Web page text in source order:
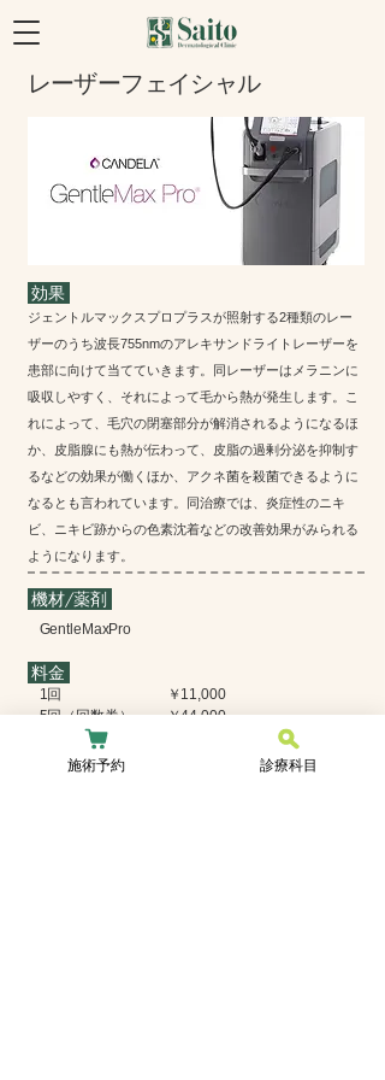
レーザーフェイシャル
効果
ジェントルマックスプロプラスが照射する2種類のレー
ザーのうち波長755nmのアレキサンドライトレーザーを
患部に向けて当てていきます。同レーザーはメラニンに
吸収しやすく、それによって毛から熱が発生します。こ
れによって、毛穴の閉塞部分が解消されるようになるほ
か、皮脂腺にも熱が伝わって、皮脂の過剰分泌を抑制す
るなどの効果が働くほか、アクネ菌を殺菌できるように
なるとも言われています。同治療では、炎症性のニキ
ビ、ニキビ跡からの色素沈着などの改善効果がみられる
ようになります。
機材/薬剤
GentleMaxPro
料金
1回
5回（回数券）
￥11,000
￥44,000
​ ネット予約
可能施術予約 診療科目